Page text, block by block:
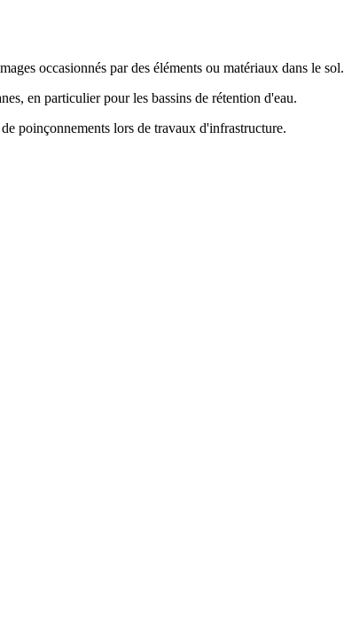
occasionnés par des éléments ou matériaux dans le sol.
en particulier pour les bassins de rétention d'eau.
poinçonnements lors de travaux d'infrastructure.